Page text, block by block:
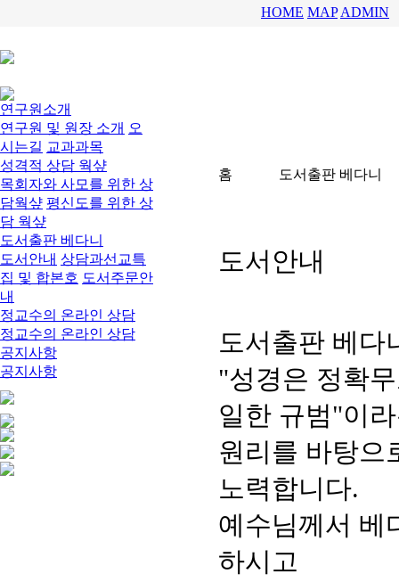
HOME MAP ADMIN
연구원소개
연구원 및 원장 소개 오
시는길 교과과목
성격적 상담 웍샾
목회자와 사모를 위한 상
담웍샾 평신도를 위한 상
담 웍샾
도서출판 베다니
도서안내 상담과선교특
집 및 합본호 도서주문안
내
정교수의 온라인 상담
정교수의 온라인 상담
공지사항
공지사항
홈 도서출판 베다니
도서안내
도서출판 베다
"성경은 정확
일한 규범"이
원리를 바탕으
노력합니다.
예수님께서 베
하시고